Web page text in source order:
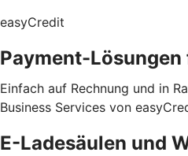
easyCredit
Payment-Lösungen
Einfach auf Rechnung und in
Business Services von
E-Ladesäulen und